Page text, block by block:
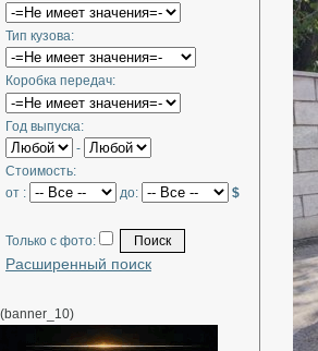
Тип кузова:
Коробка передач:
Год выпуска:
-
Стоимость:
от :
до: $
Только с фото:
Расширенный поиск
(banner_10)